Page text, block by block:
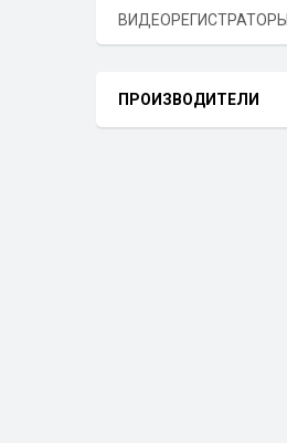
ВИДЕОРЕГИСТРАТОРЫ
ПРОИЗВОДИТЕЛИ